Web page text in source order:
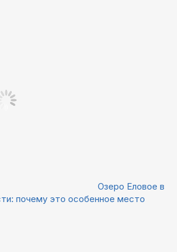
Озеро Еловое в
почему это особенное место